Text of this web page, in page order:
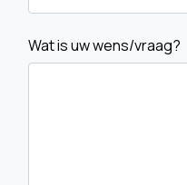
Wat is uw wens/vraag?